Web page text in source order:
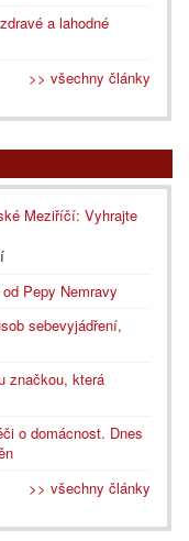
a lahodné
>> všechny články
Meziříčí: Vyhrajte
Pepy Nemravy
sebevyjádření,
značkou, která
o domácnost. Dnes
>> všechny články